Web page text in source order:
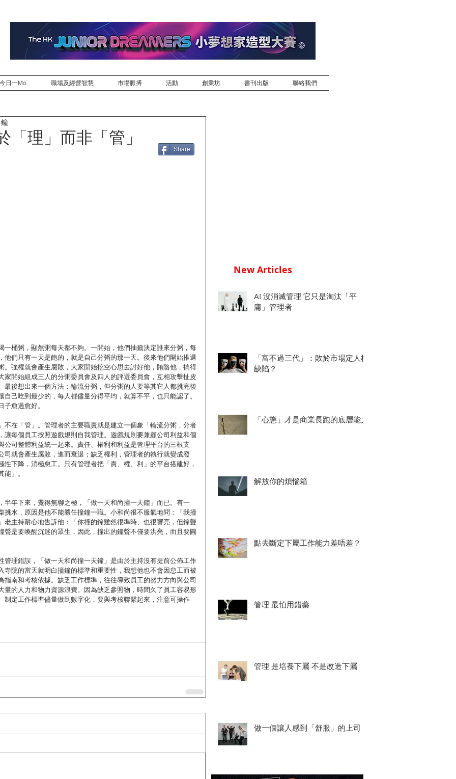
今日一Mo 職場及經營智慧 市場脈搏 活動 創業坊 書刊出版 聯絡我們
「理」而非「管」
一桶粥，顯然粥每天都不夠。一開始，他們抽籤決定誰來分粥，每
他們只有一天是飽的，就是自己分粥的那一天。後來他們開始推選
。強權就會產生腐敗，大家開始挖空心思去討好他，賄賂他，搞得
家開始組成三人的分粥委員會及四人的評選委員會，互相攻擊扯皮
最後想出來一個方法：輪流分粥，但分粥的人要等其它人都挑完後
己吃到最少的，每人都儘量分得平均，就算不平，也只能認了。
愈過愈好。
不在「管」。管理者的主要職責就是建立一個象「輪流分粥，分者
讓每個員工按照遊戲規則自我管理。遊戲規則要兼顧公司利益和個
公司整體利益統一起來。責任、權利和利益是管理平台的三根支
司就會產生腐敗，進而衰退；缺乏權利，管理者的執行就變成廢
性下降，消極怠工。只有管理者把「責、權、利」的平台搭建好，
」。
半年下來，覺得無聊之極，「做一天和尚撞一天鐘」而已。有一
挑水，原因是他不能勝任撞鐘一職。小和尚很不服氣地問：「我撞
老主持耐心地告訴他：「你撞的鐘雖然很準時、也很響亮，但鐘聲
聲是要喚醒沉迷的眾生，因此，撞出的鐘聲不僅要洪亮，而且要圓
管理錯誤，「做一天和尚撞一天鐘」是由於主持沒有提前公佈工作
寺院的當天就明白撞鐘的標準和重要性，我想他也不會因怠工而被
指南和考核依據。缺乏工作標準，往往導致員工的努力方向與公司
量的人力和物力資源浪費。因為缺乏參照物，時間久了員工容易形
制定工作標準儘量做到數字化，要與考核聯繫起來，注意可操作
Share
New Articles
AI 沒消滅管理 它只是淘汰「平
庸」管理者
「富不過三代」：敗於市場定人格
缺陷？
「心態」才是商業長跑的底層能力
解放你的煩惱箱
點去斷定下屬工作能力差唔差？
管理 最怕用錯藥
管理 是培養下屬 不是改造下屬
做一個讓人感到「舒服」的上司